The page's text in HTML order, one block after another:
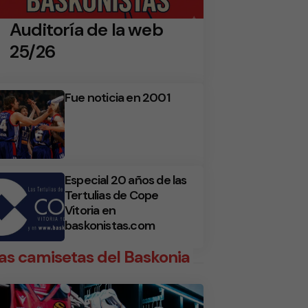
Auditoría de la web
25/26
Fue noticia en 2001
Especial 20 años de las
Tertulias de Cope
Vitoria en
baskonistas.com
camisetas del Baskonia